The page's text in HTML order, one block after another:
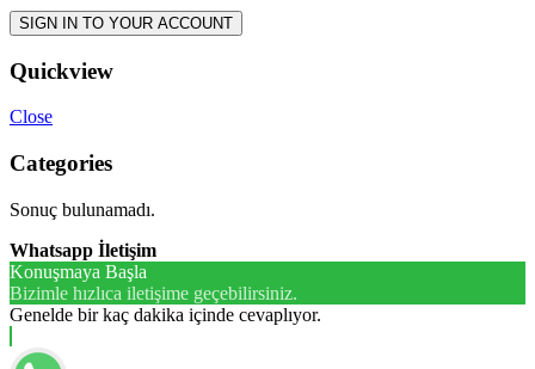
SIGN IN TO YOUR ACCOUNT
Quickview
Close
Categories
Sonuç bulunamadı.
Whatsapp İletişim
Konuşmaya Başla
Bizimle hızlıca iletişime geçebilirsiniz.
Genelde bir kaç dakika içinde cevaplıyor.